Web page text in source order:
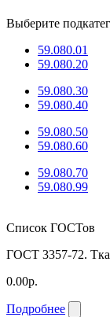
Выберите
59.080.01
59.080.20
59.080.30
59.080.40
59.080.50
59.080.60
59.080.70
59.080.99
Список ГОСТов
ГОСТ 3357-72.
0.00р.
Подробнее